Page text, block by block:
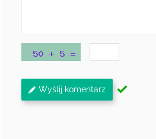
Wyślij komentarz